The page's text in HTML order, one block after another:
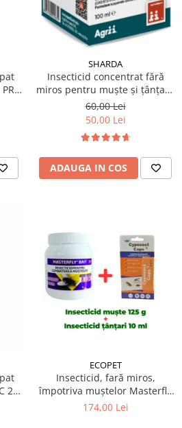
SHARDA
Insecticid concentrat fără
miros pentru muște și țânțari,
Alfasect 100ml
60,00 Lei
50,00 Lei
ADAUGA IN COS
25
ECOPET
Insecticid, fară miros,
împotriva muștelor Masterfly
Bait 125 gr + Insecticid
174,00 Lei